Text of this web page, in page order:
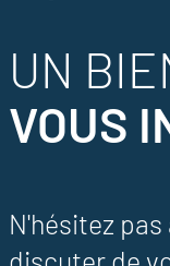
UN
VOUS
N'hésitez